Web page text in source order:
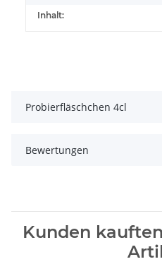
Inhalt:
Probierfläschchen 4cl
Bewertungen
Kunden